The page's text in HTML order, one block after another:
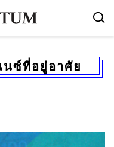
ซ์ที่อยู่อาศัย